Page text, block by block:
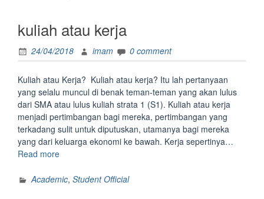
kuliah atau kerja
24/04/2018 imam 0 comment
Kuliah atau Kerja? Kuliah atau kerja? Itu lah pertanyaan
yang selalu muncul di benak teman-teman yang akan lulus
dari SMA atau lulus kuliah strata 1 (S1). Kuliah atau kerja
menjadi pertimbangan bagi mereka, pertimbangan yang
terkadang sulit untuk diputuskan, utamanya bagi mereka
yang dari keluarga ekonomi ke bawah. Kerja sepertinya…
Read more“kuliah
kerja”
Academic, Student Official